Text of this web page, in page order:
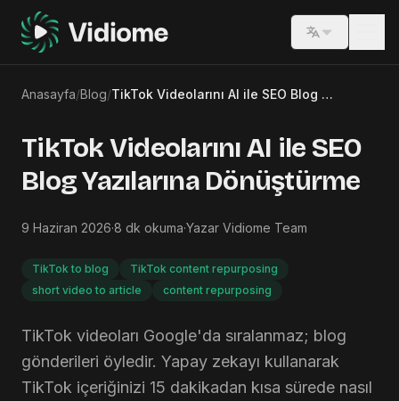
Switch
Anasayfa/Blog/ TikTok Videolarını AI ile SEO Blog Yazılarına Dönüştürme
TikTok Videolarını AI ile SEO
Blog Yazılarına Dönüştürme
9 Haziran 2026·8 dk okuma·Yazar Vidiome Team
TikTok to blog
TikTok content repurposing
short video to article
content repurposing
TikTok videoları Google'da sıralanmaz; blog
gönderileri öyledir. Yapay zekayı kullanarak
TikTok içeriğinizi 15 dakikadan kısa sürede nasıl